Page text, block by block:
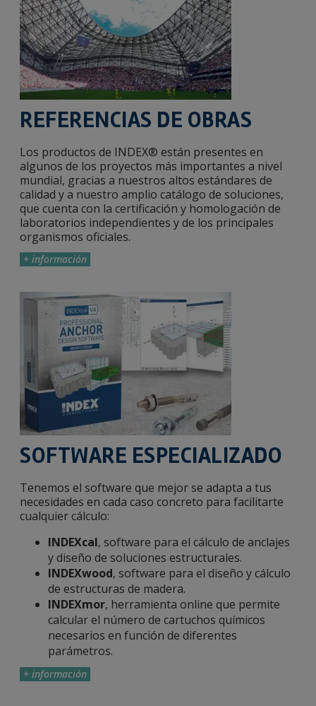
REFERENCIAS DE OBRAS
Los productos de INDEX® están presentes en
algunos de los proyectos más importantes a nivel
mundial, gracias a nuestros altos estándares de
calidad y a nuestro amplio catálogo de soluciones,
que cuenta con la certificación y homologación de
laboratorios independientes y de los principales
organismos oficiales.
+ información
SOFTWARE ESPECIALIZADO
Tenemos el software que mejor se adapta a tus
necesidades en cada caso concreto para facilitarte
cualquier cálculo:
INDEXcal, software para el cálculo de anclajes
y diseño de soluciones estructurales.
INDEXwood, software para el diseño y cálculo
de estructuras de madera.
INDEXmor, herramienta online que permite
calcular el número de cartuchos químicos
necesarios en función de diferentes
parámetros.
+ información